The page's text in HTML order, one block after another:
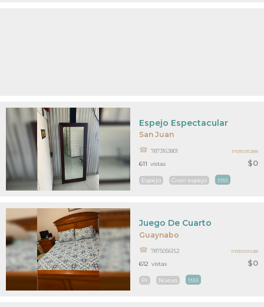
San Juan
$0
Espejo Espectacular
7873163801
Espejo Gran espejo MAS
611 vistas
PR31031288
Guaynabo
$0
Juego De Cuarto
7875056152
Pr Nuevo MAS
612 vistas
PR31001438